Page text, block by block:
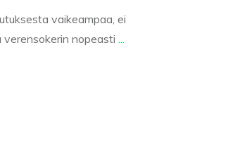
vaikeampaa, ei
verensokerin nopeasti ...